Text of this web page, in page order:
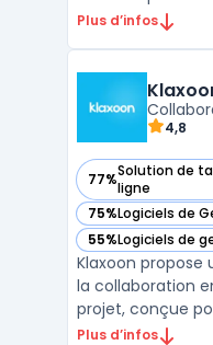
d'organiser les
travail en
facile, grâce à u
Plus d’infos
4,8
77%Solution de
ligne
— voir Klaxoon
75%Logiciels de
— voir Klaxoon
55%Logiciels de
— voir Klaxoon
Klaxoon propose
la collaboration
projet, conçue
des entreprises
Plus d’infos